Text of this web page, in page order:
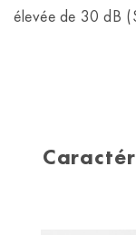
élevée de 30 dB